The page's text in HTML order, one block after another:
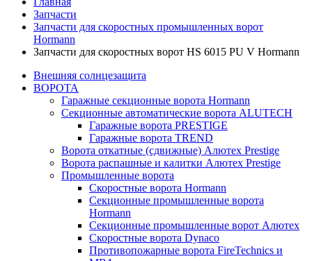
Запчасти
Запчасти для скоростных промышленных ворот
Hormann
Запчасти для скоростных ворот HS 6015 PU V Hormann
Внешняя солнцезащита
ВОРОТА
Гаражные секционные ворота Hormann
Секционные автоматические ворота ALUTECH
Гаражные ворота PRESTIGE
Гаражные ворота TREND
Ворота откатные (сдвижные) Алютех Prestige
Ворота распашные и калитки Алютех Prestige
Промышленные ворота
Скоростные ворота Hormann
Секционные промышленные ворота
Hormann
Секционные промышленные ворот Алютех
Скоростные ворота Dynaco
Противопожарные ворота FireTechnics и